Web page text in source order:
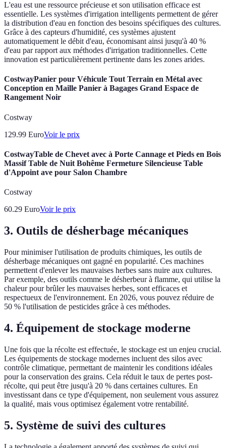
L'eau est une ressource précieuse et son utilisation efficace est
essentielle. Les systèmes d'irrigation intelligents permettent de gérer
la distribution d'eau en fonction des besoins spécifiques des cultures.
Grâce à des capteurs d'humidité, ces systèmes ajustent
automatiquement le débit d'eau, économisant ainsi jusqu'à 40 %
d'eau par rapport aux méthodes d'irrigation traditionnelles. Cette
innovation est particulièrement pertinente dans les zones arides.
CostwayPanier pour Véhicule Tout Terrain en Métal avec
Conception en Maille Panier à Bagages Grand Espace de
Rangement Noir
Costway
129.99 EuroVoir le prix
CostwayTable de Chevet avec à Porte Cannage et Pieds en Bois
Massif Table de Nuit Bohême Fermeture Silencieuse Table
d'Appoint ave pour Salon Chambre
Costway
60.29 EuroVoir le prix
3. Outils de désherbage mécaniques
Pour minimiser l'utilisation de produits chimiques, les outils de
désherbage mécaniques ont gagné en popularité. Ces machines
permettent d'enlever les mauvaises herbes sans nuire aux cultures.
Par exemple, des outils comme le désherbeur à flamme, qui utilise la
chaleur pour brûler les mauvaises herbes, sont efficaces et
respectueux de l'environnement. En 2026, vous pouvez réduire de
50 % l'utilisation de pesticides grâce à ces méthodes.
4. Équipement de stockage moderne
Une fois que la récolte est effectuée, le stockage est un enjeu crucial.
Les équipements de stockage modernes incluent des silos avec
contrôle climatique, permettant de maintenir les conditions idéales
pour la conservation des grains. Cela réduit le taux de pertes post-
récolte, qui peut être jusqu'à 20 % dans certaines cultures. En
investissant dans ce type d'équipement, non seulement vous assurez
la qualité, mais vous optimisez également votre rentabilité.
5. Système de suivi des cultures